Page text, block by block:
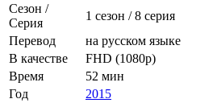
Сезон /
Серия
1 сезон /8 серия
Перевод
на русском языке
В качестве
FHD (1080p)
Время
52 мин
Год
2015